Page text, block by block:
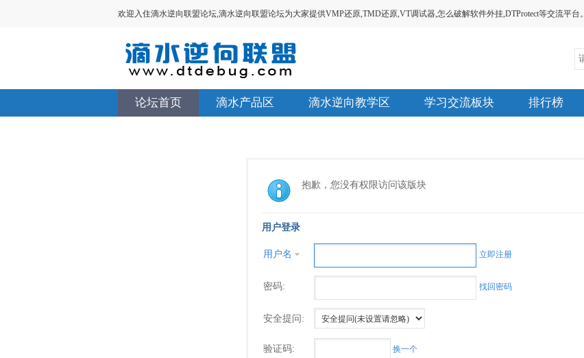
欢迎入住滴水逆向联盟论坛,滴水逆向联盟论坛为大家提供VMP还原,TMD还原,VT调试器,怎么破解软件外挂,DTProtect等交流平台。
论坛首页 滴水产品区 滴水逆向教学区 学习交流板块 排行榜
抱歉，您没有权限访问该版块
用户登录
用户名 立即注册
密码: 找回密码
安全提问:
验证码: 换一个